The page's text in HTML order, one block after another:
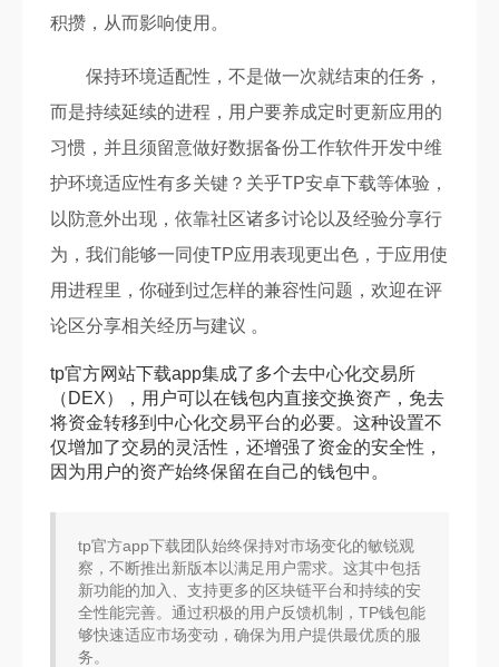
积攒，从而影响使用。
保持环境适配性，不是做一次就结束的任务，
而是持续延续的进程，用户要养成定时更新应用的
习惯，并且须留意做好数据备份工作软件开发中维
护环境适应性有多关键？关乎TP安卓下载等体验，
以防意外出现，依靠社区诸多讨论以及经验分享行
为，我们能够一同使TP应用表现更出色，于应用使
用进程里，你碰到过怎样的兼容性问题，欢迎在评
论区分享相关经历与建议 。
tp官方网站下载app集成了多个去中心化交易所
（DEX），用户可以在钱包内直接交换资产，免去
将资金转移到中心化交易平台的必要。这种设置不
仅增加了交易的灵活性，还增强了资金的安全性，
因为用户的资产始终保留在自己的钱包中。
tp官方app下载团队始终保持对市场变化的敏锐观
察，不断推出新版本以满足用户需求。这其中包括
新功能的加入、支持更多的区块链平台和持续的安
全性能完善。通过积极的用户反馈机制，TP钱包能
够快速适应市场变动，确保为用户提供最优质的服
务。